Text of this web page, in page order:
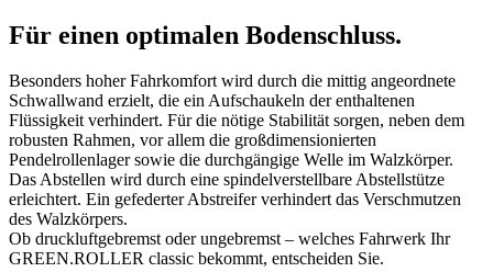
Für einen optimalen Bodenschluss.
Besonders hoher Fahrkomfort wird durch die mittig angeordnete
Schwallwand erzielt, die ein Aufschaukeln der enthaltenen
Flüssigkeit verhindert. Für die nötige Stabilität sorgen, neben dem
robusten Rahmen, vor allem die großdimensionierten
Pendelrollenlager sowie die durchgängige Welle im Walzkörper.
Das Abstellen wird durch eine spindelverstellbare Abstellstütze
erleichtert. Ein gefederter Abstreifer verhindert das Verschmutzen
des Walzkörpers.
Ob druckluftgebremst oder ungebremst – welches Fahrwerk Ihr
GREEN.ROLLER classic bekommt, entscheiden Sie.